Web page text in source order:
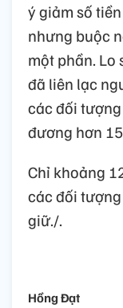
ý giảm số
nhưng buộc
một phần. Lo
đã liên lạc
các đối tượng
đương hơn
Chỉ khoảng
các đối
giữ./.
Hồng Đạt